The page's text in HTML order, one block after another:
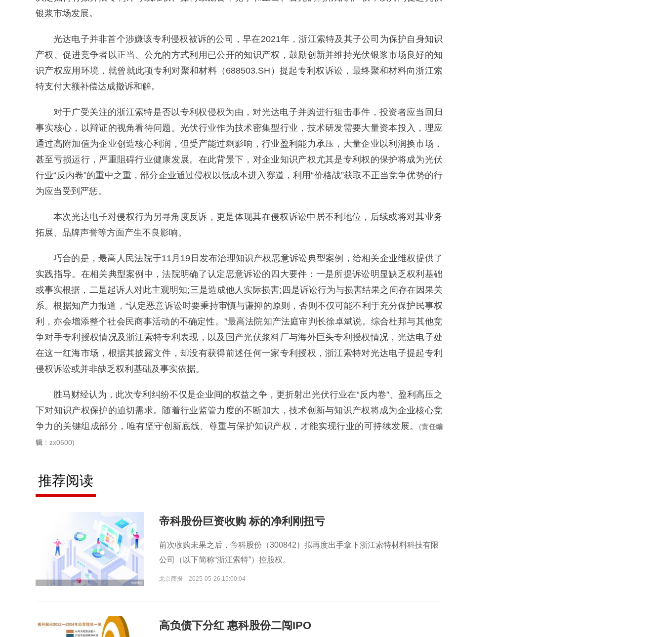
银浆市场发展。
光达电子并非首个涉嫌该专利侵权被诉的公司，早在2021年，浙江索特及其子公司为保护自身知识
产权、促进竞争者以正当、公允的方式利用已公开的知识产权，鼓励创新并维持光伏银浆市场良好的知
识产权应用环境，就曾就此项专利对聚和材料（688503.SH）提起专利权诉讼，最终聚和材料向浙江索
特支付大额补偿达成撤诉和解。
对于广受关注的浙江索特是否以专利权侵权为由，对光达电子并购进行狙击事件，投资者应当回归
事实核心，以辩证的视角看待问题。光伏行业作为技术密集型行业，技术研发需要大量资本投入，理应
通过高附加值为企业创造核心利润，但受产能过剩影响，行业盈利能力承压，大量企业以利润换市场，
甚至亏损运行，严重阻碍行业健康发展。在此背景下，对企业知识产权尤其是专利权的保护将成为光伏
行业“反内卷”的重中之重，部分企业通过侵权以低成本进入赛道，利用“价格战”获取不正当竞争优势的行
为应当受到严惩。
本次光达电子对侵权行为另寻角度反诉，更是体现其在侵权诉讼中居不利地位，后续或将对其业务
拓展、品牌声誉等方面产生不良影响。
巧合的是，最高人民法院于11月19日发布治理知识产权恶意诉讼典型案例，给相关企业维权提供了
实践指导。在相关典型案例中，法院明确了认定恶意诉讼的四大要件：一是所提诉讼明显缺乏权利基础
或事实根据，二是起诉人对此主观明知;三是造成他人实际损害;四是诉讼行为与损害结果之间存在因果关
系。根据知产力报道，“认定恶意诉讼时要秉持审慎与谦抑的原则，否则不仅可能不利于充分保护民事权
利，亦会增添整个社会民商事活动的不确定性。”最高法院知产法庭审判长徐卓斌说。综合杜邦与其他竞
争对手专利授权情况及浙江索特专利表现，以及国产光伏浆料厂与海外巨头专利授权情况，光达电子处
在这一红海市场，根据其披露文件，却没有获得前述任何一家专利授权，浙江索特对光达电子提起专利
侵权诉讼或并非缺乏权利基础及事实依据。
胜马财经认为，此次专利纠纷不仅是企业间的权益之争，更折射出光伏行业在“反内卷”、盈利高压之
下对知识产权保护的迫切需求。随着行业监管力度的不断加大，技术创新与知识产权将成为企业核心竞
争力的关键组成部分，唯有坚守创新底线、尊重与保护知识产权，才能实现行业的可持续发展。
(责任编
辑 ：zx0600)
推荐阅读
帝科股份巨资收购 标的净利刚扭亏
前次收购未果之后，帝科股份（300842）拟再度出手拿下浙江索特材料科技有限
公司（以下简称“浙江索特”）控股权。
北京商报 2025-05-26 15:00:04
高负债下分红 惠科股份二闯IPO